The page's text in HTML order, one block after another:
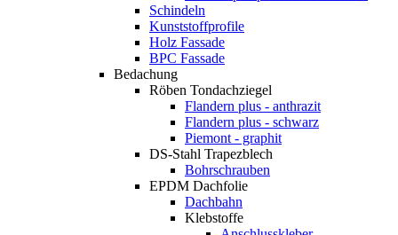
Schindeln
Kunststoffprofile
Holz Fassade
BPC Fassade
Bedachung
Röben Tondachziegel
Flandern plus - anthrazit
Flandern plus - schwarz
Piemont - graphit
DS-Stahl Trapezblech
Bohrschrauben
EPDM Dachfolie
Dachbahn
Klebstoffe